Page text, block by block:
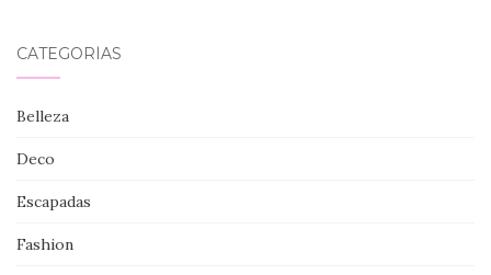
CATEGORÍAS
Belleza
Deco
Escapadas
Fashion